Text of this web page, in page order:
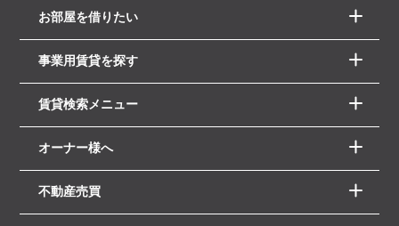
お部屋を借りたい
事業用賃貸を探す
賃貸検索メニュー
オーナー様へ
不動産売買